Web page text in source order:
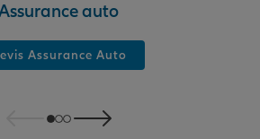
auto
Assurance Auto